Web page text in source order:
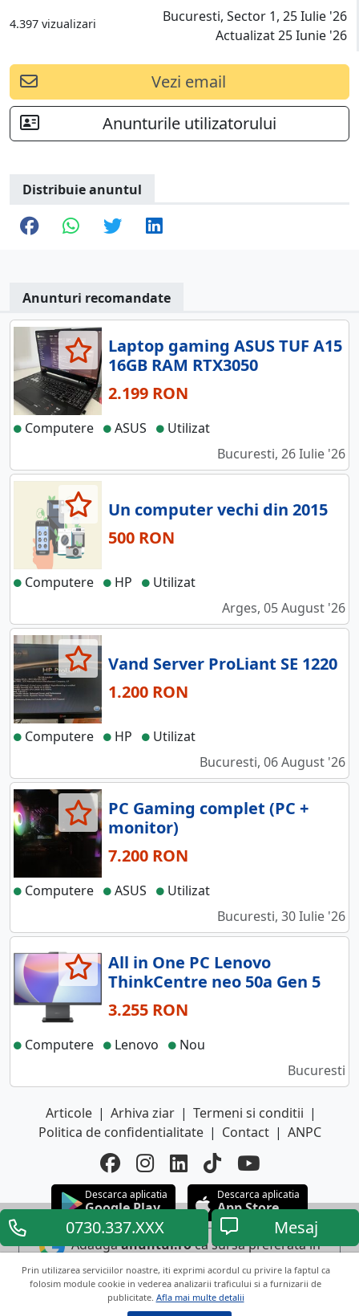
4.397 vizualizari
Bucuresti, Sector 1, 25 Iulie '26
Actualizat 25 Iunie '26
0730.337.XXX Mesaj
Prin utilizarea serviciilor noastre, iti exprimi acordul cu privire la faptul ca
folosim module cookie in vederea analizarii traficului si a furnizarii de
publicitate. Afla mai multe detalii
Vezi email
Anunturile utilizatorului
Distribuie anuntul
Anunturi recomandate
Laptop gaming ASUS TUF A15
16GB RAM RTX3050
2.199 RON
Computere ASUS
Utilizat
Bucuresti, 26 Iulie '26
Un computer vechi din 2015
500 RON
Computere HP
Utilizat
Arges, 05 August '26
Vand Server ProLiant SE 1220
1.200 RON
Computere HP
Utilizat
Bucuresti, 06 August '26
PC Gaming complet (PC +
monitor)
7.200 RON
Computere ASUS
Utilizat
Bucuresti, 30 Iulie '26
All in One PC Lenovo
ThinkCentre neo 50a Gen 5
3.255 RON
Computere Lenovo
Nou
Bucuresti
Articole | Arhiva ziar | Termeni si conditii |
Politica de confidentialitate | Contact | ANPC
Descarca aplicatia
Google Play
Descarca aplicatia
App Store
Adaugaanuntul.roca sursa preferata in
Google
Copyright © 2026 ANUNTUL TELEFONIC